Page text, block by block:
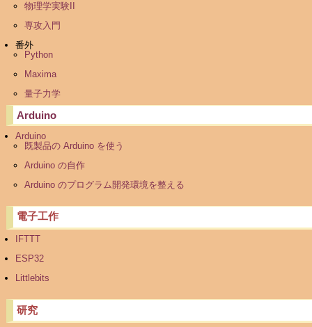
物理学実験II
専攻入門
番外
Python
Maxima
量子力学
Arduino
Arduino
既製品の Arduino を使う
Arduino の自作
Arduino のプログラム開発環境を整える
電子工作
IFTTT
ESP32
Littlebits
研究